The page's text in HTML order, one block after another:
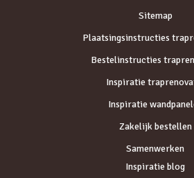
Sitemap
Plaatsingsinstructies
Bestelinstructies
Inspiratie
Inspiratie
Zakelijk bestellen
Samenwerken
Inspiratie blog